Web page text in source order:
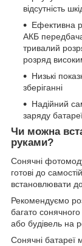
відсутність
Ефективна
АКБ
тривалий
розряд
Низькі
зберіганні
Надійний
заряду
Чи можна
руками?
Сонячні
готові до
встановлювати
Рекомендуємо
багато сонячного
або будівель на
Сонячні батареї